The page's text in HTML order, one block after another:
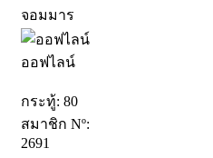
จอมมาร
ออฟไลน์
กระทู้: 80
สมาชิก Nº:
2691